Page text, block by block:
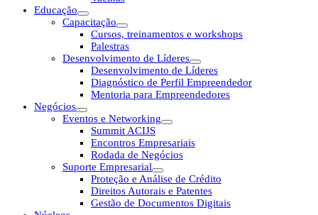
Educação
Capacitação
Cursos, treinamentos e workshops
Palestras
Desenvolvimento de Líderes
Desenvolvimento de Líderes
Diagnóstico de Perfil Empreendedor
Mentoria para Empreendedores
Negócios
Eventos e Networking
Summit ACIJS
Encontros Empresariais
Rodada de Negócios
Suporte Empresarial
Proteção e Análise de Crédito
Direitos Autorais e Patentes
Gestão de Documentos Digitais